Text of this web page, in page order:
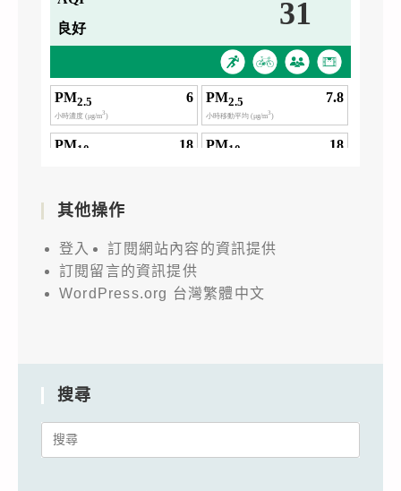
其他操作
登入
訂閱網站內容的資訊提供
訂閱留言的資訊提供
WordPress.org 台灣繁體中文
搜尋
Search